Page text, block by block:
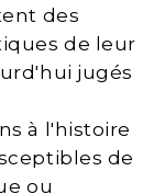
des
de leur
jugés
à l'histoire
de
ou